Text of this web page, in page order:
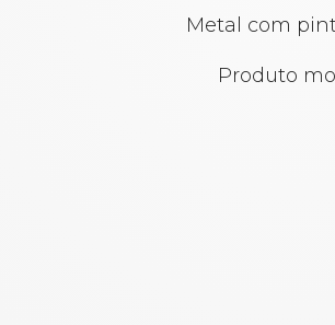
Metal com
Produto